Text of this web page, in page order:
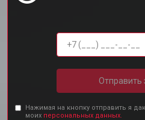
Отправить
Нажимая на кнопку отправить я
моих персональных данных.